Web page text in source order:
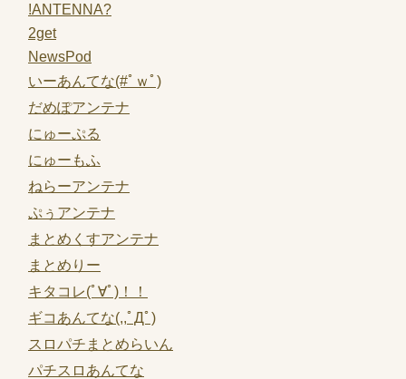
!ANTENNA?
2get
NewsPod
いーあんてな(#ﾟｗﾟ)
だめぽアンテナ
にゅーぷる
にゅーもふ
ねらーアンテナ
ぷぅアンテナ
まとめくすアンテナ
まとめりー
キタコレ(ﾟ∀ﾟ)！！
ギコあんてな(,,ﾟДﾟ)
スロパチまとめらいん
パチスロあんてな